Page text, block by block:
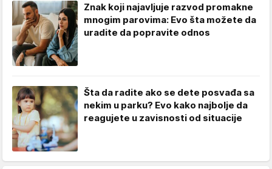
Znak koji najavljuje razvod promakne
mnogim parovima: Evo šta možete da
uradite da popravite odnos
Šta da radite ako se dete posvađa sa
nekim u parku? Evo kako najbolje da
reagujete u zavisnosti od situacije